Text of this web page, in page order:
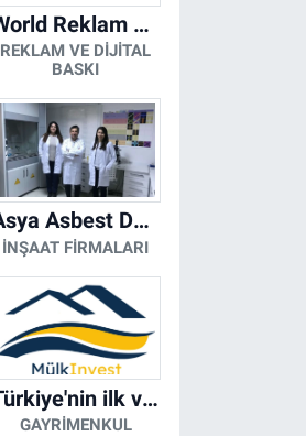
World Reklam Copy Center
REKLAM VE DIJITAL
BASKI
Asya Asbest Danışmanlık - Asbest Söküm ve Asbest Raporu
İNŞAAT FIRMALARI
Türkiye'nin ilk ve tek yapay zeka destekli arsa ilan platformu
GAYRIMENKUL